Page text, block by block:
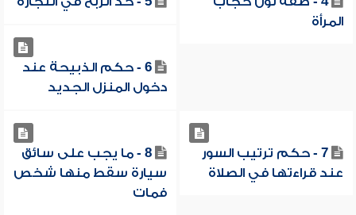
المرأة
6 - حكم الذبيحة عند
دخول المنزل الجديد
7 - حكم ترتيب السور
عند قراءتها في الصلاة
8 - ما يجب على سائق
سيارة سقط منها شخص
فمات